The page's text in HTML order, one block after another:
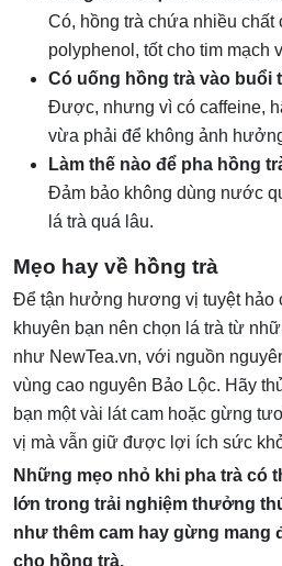
Có, hồng trà chứa nhiều chất
polyphenol, tốt cho tim mạch
Có uống hồng trà vào buổi
Được, nhưng vì có caffeine,
vừa phải để không ảnh
Làm thế nào để pha hồng
Đảm bảo không dùng nước
lá trà quá lâu.
Mẹo hay về hồng trà
Để tận hưởng hương vị tuyệt hảo
khuyên bạn nên chọn lá trà từ
như NewTea.vn, với nguồn
vùng cao nguyên Bảo Lộc. Hãy
bạn một vài lát cam hoặc gừng
vị mà vẫn giữ được lợi ích sức
Những mẹo nhỏ khi pha trà có
lớn trong trải nghiệm thưởng
như thêm cam hay gừng mang
cho hồng trà.